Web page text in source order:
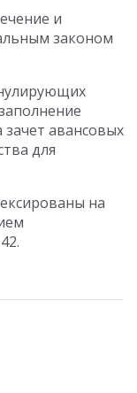
и
законом
авансовых
для
на